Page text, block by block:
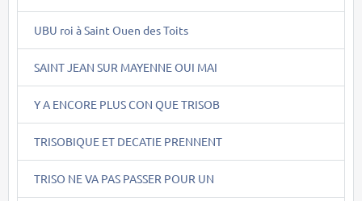
UBU roi à Saint Ouen des Toits
SAINT JEAN SUR MAYENNE OUI MAI
Y A ENCORE PLUS CON QUE TRISOB
TRISOBIQUE ET DECATIE PRENNENT
TRISO NE VA PAS PASSER POUR UN